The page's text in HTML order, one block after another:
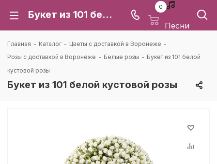
Букет из 101 белой кустовой розы: цена и доставка в Воронеже | Каталея
0
Песни
Главная - Каталог - Цветы с доставкой в Воронеже -
Розы с доставкой в Воронеже - Белые розы - Букет из 101 белой
кустовой розы
Букет из 101 белой кустовой розы